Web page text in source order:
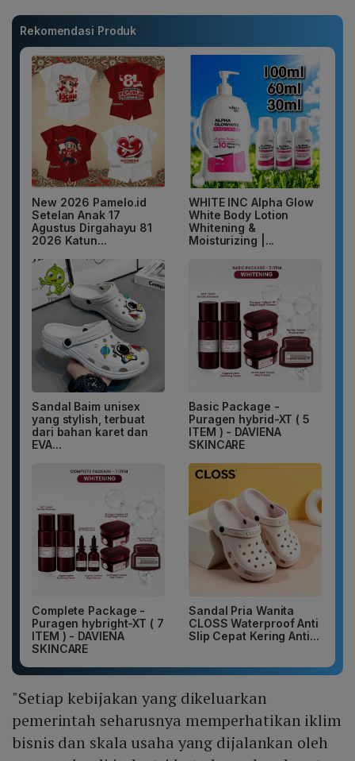
Rekomendasi Produk
New 2026 Pamelo.id
Setelan Anak 17
Agustus Dirgahayu 81
2026 Katun...
WHITE INC Alpha Glow
White Body Lotion
Whitening &
Moisturizing |...
Sandal Baim unisex
yang stylish, terbuat
dari bahan karet dan
EVA...
Basic Package -
Puragen hybrid-XT ( 5
ITEM ) - DAVIENA
SKINCARE
Complete Package -
Puragen hybright-XT ( 7
ITEM ) - DAVIENA
SKINCARE
Sandal Pria Wanita
CLOSS Waterproof Anti
Slip Cepat Kering Anti...
"Setiap kebijakan yang dikeluarkan
pemerintah seharusnya memperhatikan iklim
bisnis dan skala usaha yang dijalankan oleh